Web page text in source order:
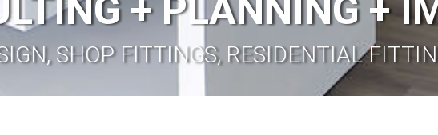
+ PLANNING +
SHOP FITTINGS, RESIDENTIAL